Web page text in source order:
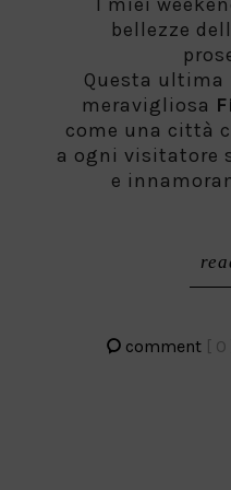
bellezze
Questa
meravigliosa
come una città
a ogni visitatore
e
comment [ 0